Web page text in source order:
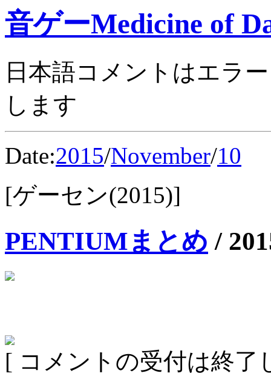
音ゲーMedicine of
日本語コメントはエラ
します
Date:2015/November/10
[ゲーセン(2015)]
PENTIUMまとめ /
[ コメントの受付は終了